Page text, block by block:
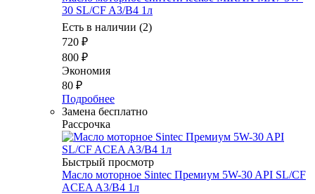
30 SL/CF A3/B4 1л
Есть в наличии (2)
720 ₽
800 ₽
Экономия
80 ₽
Подробнее
Замена бесплатно
Рассрочка
Быстрый просмотр
Масло моторное Sintec Премиум 5W-30 API SL/CF
ACEA A3/B4 1л